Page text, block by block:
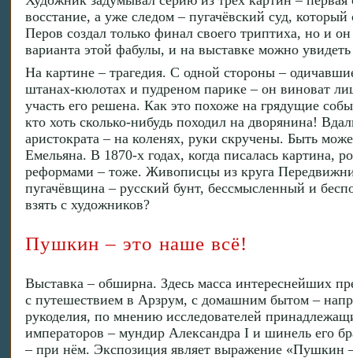
восстание, а уже следом – пугачёвский суд,
Перов создал только финал своего триптиха, но и
варианта этой фабулы, и на выставке можно
На картине – трагедия. С одной стороны –
штанах-кюлотах и пудреном парике – он виноват
участь его решена. Как это похоже на грядущие
кто хоть сколько-нибудь походил на дворянина!
аристократа – на коленях, руки скручены. Быть
Емельяна. В 1870-х годах, когда писалась картина,
реформами – тоже. Живописцы из круга
пугачёвщина – русский бунт, бессмысленный и
взять с художников?
Пушкин – это наше всё!
Выставка – обширна. Здесь масса интереснейших
с путешествием в Арзрум, с домашним бытом –
рукоделия, по мнению исследователей
императоров – мундир Александра I и шинель его
– при нём. Экспозиция являет выражение «Пушкин